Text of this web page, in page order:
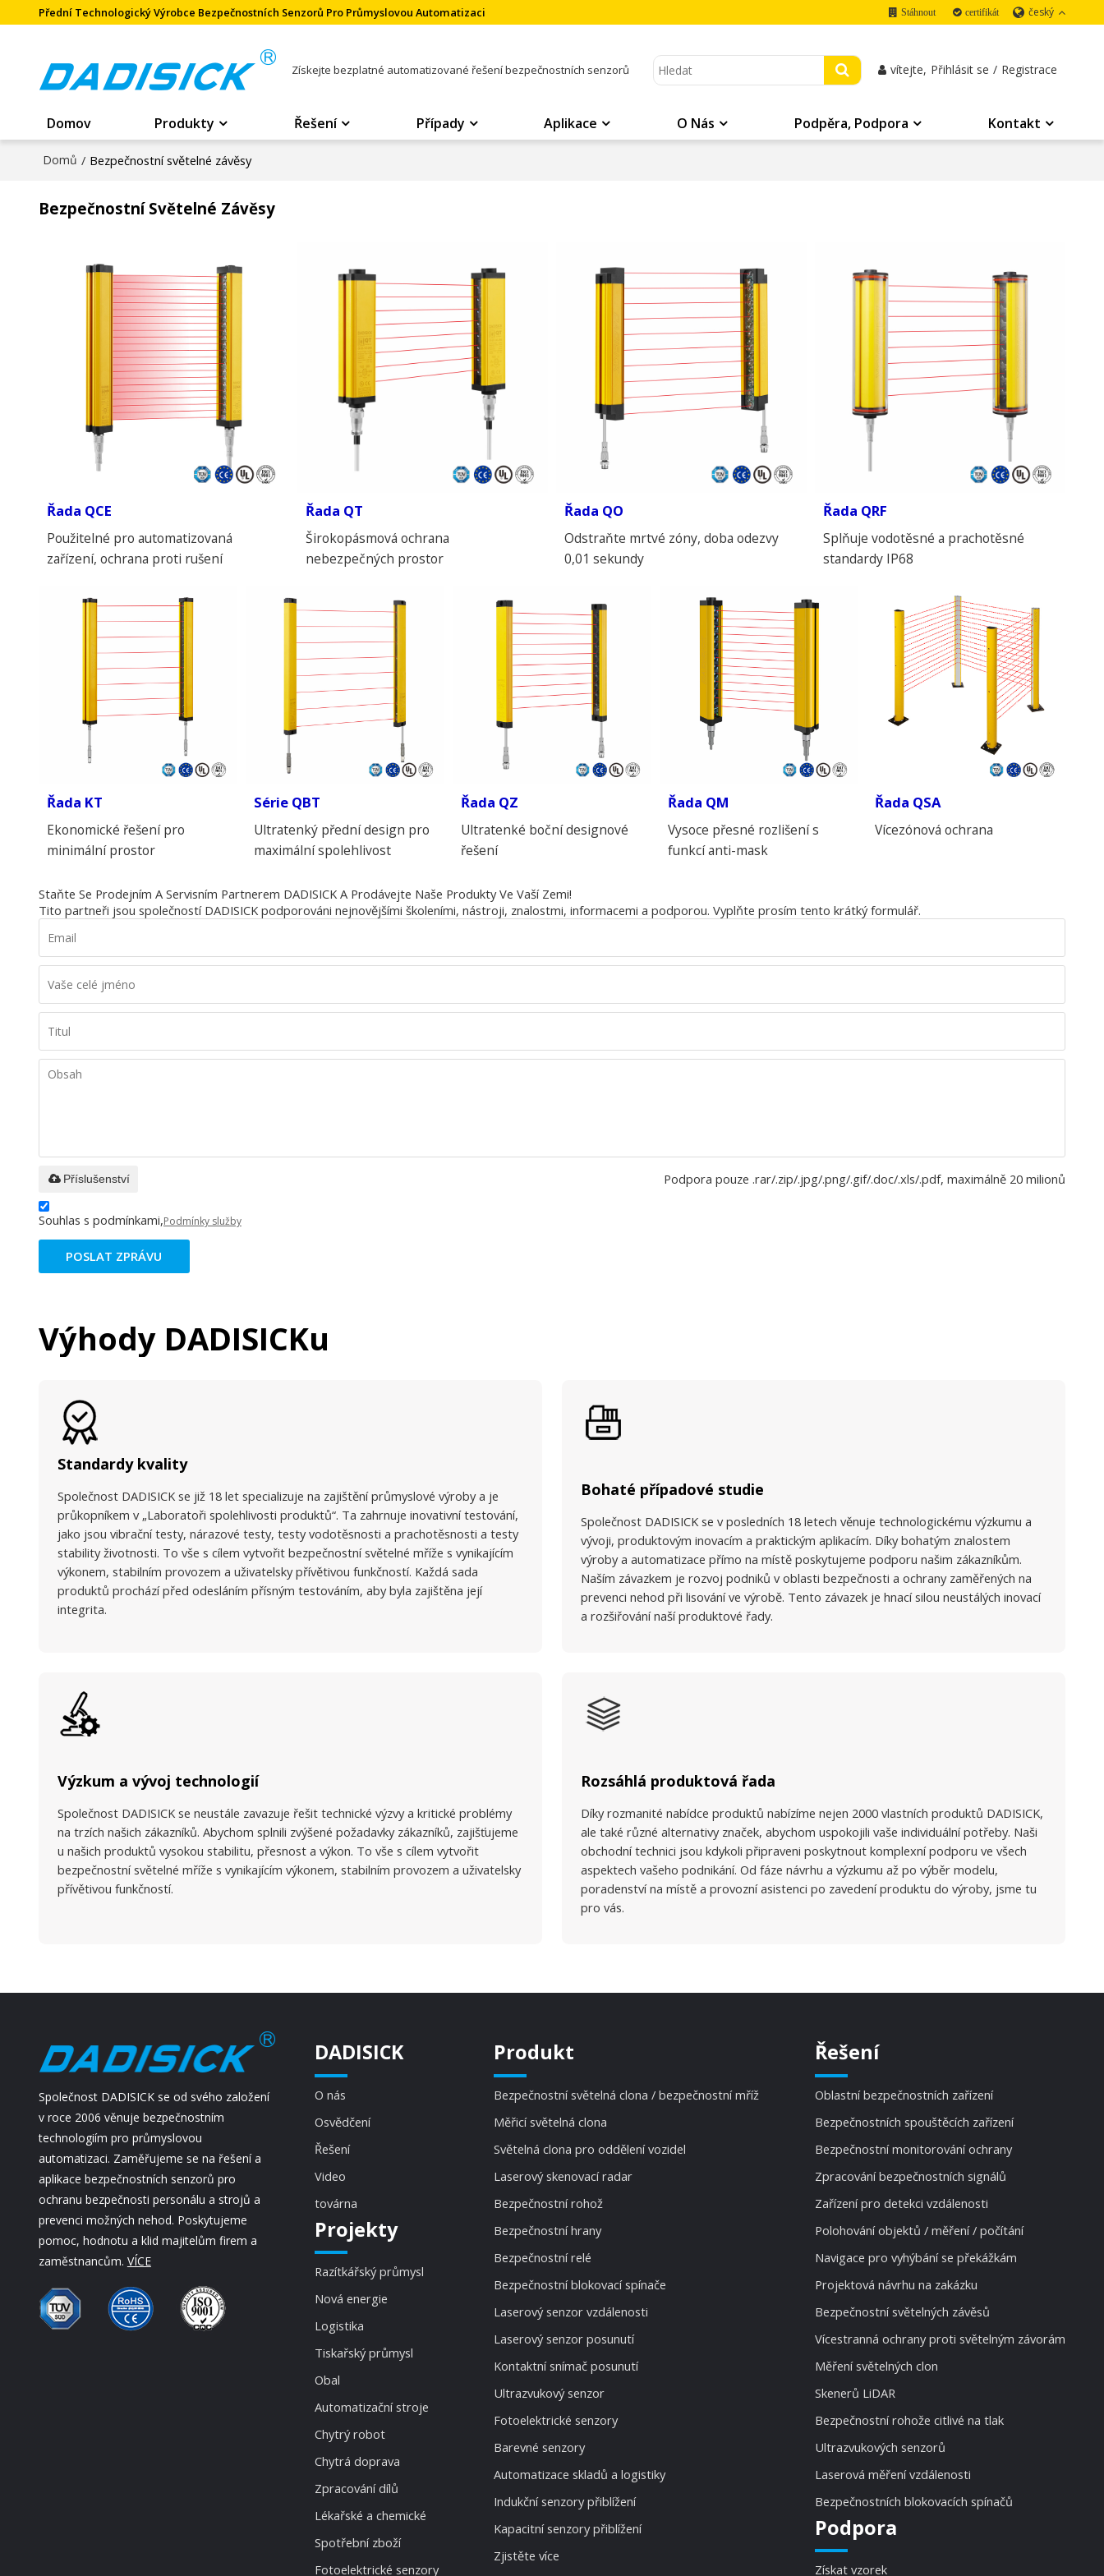
Přední Technologický Výrobce Bezpečnostních Senzorů Pro Průmyslovou Automatizaci Stáhnout certifikát český
Získejte bezplatné automatizované řešení bezpečnostních senzorů vítejte, Přihlásit se / Registrace
Domov Produkty Řešení Případy Aplikace O Nás Podpěra, Podpora Kontakt
Domů / Bezpečnostní světelné závěsy
Bezpečnostní Světelné Závěsy
Řada QCE
Použitelné pro automatizovaná
zařízení, ochrana proti rušení
Řada QT
Širokopásmová ochrana
nebezpečných prostor
Řada QO
Odstraňte mrtvé zóny, doba odezvy
0,01 sekundy
Řada QRF
Splňuje vodotěsné a prachotěsné
standardy IP68
Řada KT
Ekonomické řešení pro
minimální prostor
Série QBT
Ultratenký přední design pro
maximální spolehlivost
Řada QZ
Ultratenké boční designové
řešení
Řada QM
Vysoce přesné rozlišení s
funkcí anti-mask
Řada QSA
Vícezónová ochrana
Staňte Se Prodejním A Servisním Partnerem DADISICK A Prodávejte Naše Produkty Ve Vaší Zemi!
Tito partneři jsou společností DADISICK podporováni nejnovějšími školeními, nástroji, znalostmi, informacemi a podporou. Vyplňte prosím tento krátký formulář.
Podpora pouze .rar/.zip/.jpg/.png/.gif/.doc/.xls/.pdf, maximálně 20 milionů
Příslušenství
Souhlas s podmínkami,Podmínky služby
POSLAT ZPRÁVU
Výhody DADISICKu
Standardy kvality
Společnost DADISICK se již 18 let specializuje na zajištění průmyslové výroby a je
průkopníkem v „Laboratoři spolehlivosti produktů“. Ta zahrnuje inovativní testování,
jako jsou vibrační testy, nárazové testy, testy vodotěsnosti a prachotěsnosti a testy
stability životnosti. To vše s cílem vytvořit bezpečnostní světelné mříže s vynikajícím
výkonem, stabilním provozem a uživatelsky přívětivou funkčností. Každá sada
produktů prochází před odesláním přísným testováním, aby byla zajištěna její
integrita.
Bohaté případové studie
Společnost DADISICK se v posledních 18 letech věnuje technologickému výzkumu a
vývoji, produktovým inovacím a praktickým aplikacím. Díky bohatým znalostem
výroby a automatizace přímo na místě poskytujeme podporu našim zákazníkům.
Naším závazkem je rozvoj podniků v oblasti bezpečnosti a ochrany zaměřených na
prevenci nehod při lisování ve výrobě. Tento závazek je hnací silou neustálých inovací
a rozšiřování naší produktové řady.
Výzkum a vývoj technologií
Společnost DADISICK se neustále zavazuje řešit technické výzvy a kritické problémy
na trzích našich zákazníků. Abychom splnili zvýšené požadavky zákazníků, zajišťujeme
u našich produktů vysokou stabilitu, přesnost a výkon. To vše s cílem vytvořit
bezpečnostní světelné mříže s vynikajícím výkonem, stabilním provozem a uživatelsky
přívětivou funkčností.
Rozsáhlá produktová řada
Díky rozmanité nabídce produktů nabízíme nejen 2000 vlastních produktů DADISICK,
ale také různé alternativy značek, abychom uspokojili vaše individuální potřeby. Naši
obchodní technici jsou kdykoli připraveni poskytnout komplexní podporu ve všech
aspektech vašeho podnikání. Od fáze návrhu a výzkumu až po výběr modelu,
poradenství na místě a provozní asistenci po zavedení produktu do výroby, jsme tu
pro vás.
Společnost DADISICK se od svého založení
v roce 2006 věnuje bezpečnostním
technologiím pro průmyslovou
automatizaci. Zaměřujeme se na řešení a
aplikace bezpečnostních senzorů pro
ochranu bezpečnosti personálu a strojů a
prevenci možných nehod. Poskytujeme
pomoc, hodnotu a klid majitelům firem a
zaměstnancům. VÍCE
DADISICK
O nás
Osvědčení
Řešení
Video
továrna
Projekty
Razítkářský průmysl
Nová energie
Logistika
Tiskařský průmysl
Obal
Automatizační stroje
Chytrý robot
Chytrá doprava
Zpracování dílů
Lékařské a chemické
Spotřební zboží
Fotoelektrické senzory
Produkt
Bezpečnostní světelná clona / bezpečnostní mříž
Měřicí světelná clona
Světelná clona pro oddělení vozidel
Laserový skenovací radar
Bezpečnostní rohož
Bezpečnostní hrany
Bezpečnostní relé
Bezpečnostní blokovací spínače
Laserový senzor vzdálenosti
Laserový senzor posunutí
Kontaktní snímač posunutí
Ultrazvukový senzor
Fotoelektrické senzory
Barevné senzory
Automatizace skladů a logistiky
Indukční senzory přiblížení
Kapacitní senzory přiblížení
Zjistěte více
Řešení
Oblastní bezpečnostních zařízení
Bezpečnostních spouštěcích zařízení
Bezpečnostní monitorování ochrany
Zpracování bezpečnostních signálů
Zařízení pro detekci vzdálenosti
Polohování objektů / měření / počítání
Navigace pro vyhýbání se překážkám
Projektová návrhu na zakázku
Bezpečnostní světelných závěsů
Vícestranná ochrany proti světelným závorám
Měření světelných clon
Skenerů LiDAR
Bezpečnostní rohože citlivé na tlak
Ultrazvukových senzorů
Laserová měření vzdálenosti
Bezpečnostních blokovacích spínačů
Podpora
Získat vzorek